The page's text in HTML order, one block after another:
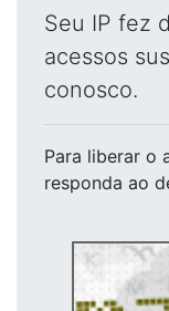
Seu IP fez
acessos
conosco.
Para liberar o
responda ao